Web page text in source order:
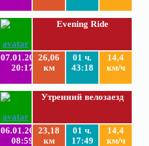
Evening Ride
07.01.2019
20:17
26,06
км
01 ч.
43:18
14,4
км/ч
Утренний велозаезд
06.01.2019
08:59
23,18
км
01 ч.
17:49
14,4
км/ч